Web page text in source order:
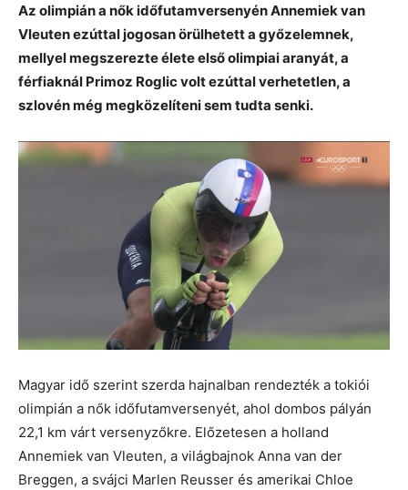
Az olimpián a nők időfutamversenyén Annemiek van
Vleuten ezúttal jogosan örülhetett a győzelemnek,
mellyel megszerezte élete első olimpiai aranyát, a
férfiaknál Primoz Roglic volt ezúttal verhetetlen, a
szlovén még megközelíteni sem tudta senki.
Magyar idő szerint szerda hajnalban rendezték a tokiói
olimpián a nők időfutamversenyét, ahol dombos pályán
22,1 km várt versenyzőkre. Előzetesen a holland
Annemiek van Vleuten, a világbajnok Anna van der
Breggen, a svájci Marlen Reusser és amerikai Chloe